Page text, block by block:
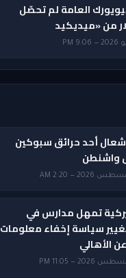
العامة لم تحصّل
أحد حرائق سبوكين
واشنطن
تمهل مدارس في
7 أيام لتغيير سياسة إخفاء معلومات
الأهالي